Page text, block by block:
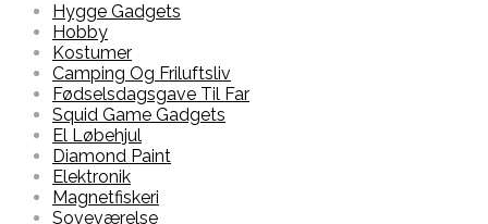
Hygge Gadgets
Hobby
Kostumer
Camping Og Friluftsliv
Fødselsdagsgave Til Far
Squid Game Gadgets
El Løbehjul
Diamond Paint
Elektronik
Magnetfiskeri
Soveværelse